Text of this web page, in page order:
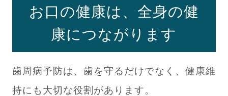
お口の健康は、全身の健
康につながります
歯周病予防は、歯を守るだけでなく、健康維
持にも大切な役割があります。